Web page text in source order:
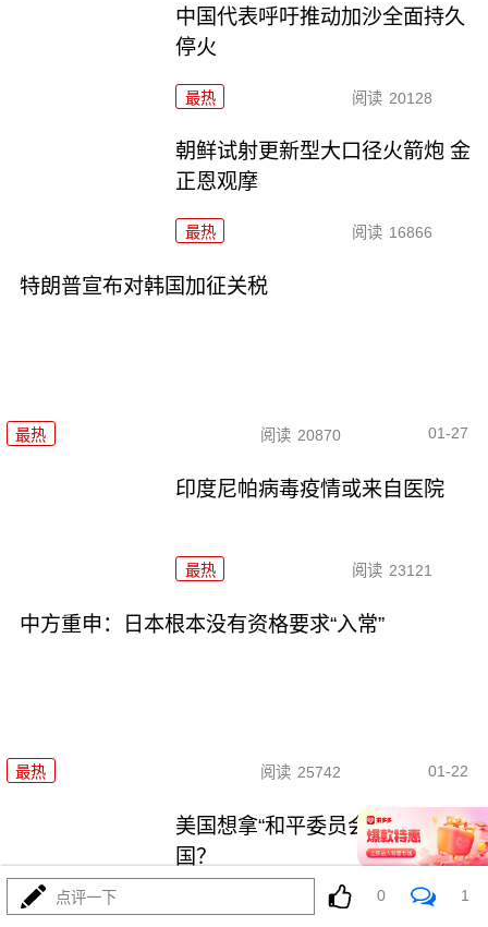
中国代表呼吁推动加沙全面持久
停火
最热 阅读 20128
朝鲜试射更新型大口径火箭炮 金
正恩观摩
最热 阅读 16866
特朗普宣布对韩国加征关税
最热 阅读 20870 01-27
印度尼帕病毒疫情或来自医院
最热 阅读 23121
中方重申：日本根本没有资格要求“入常”
最热 阅读 25742 01-22
美国想拿“和平委员会”叫板联合
国？
32329
点评一下 0 1